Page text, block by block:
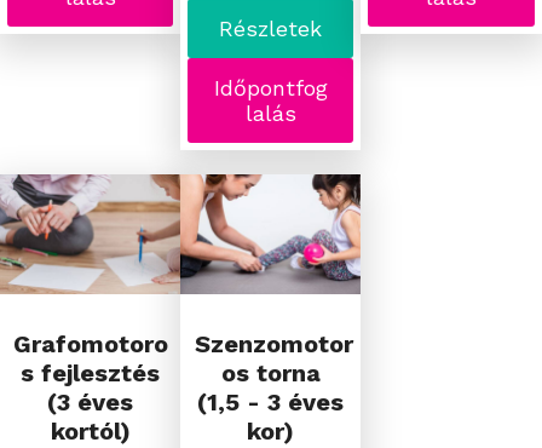
Részletek
Időpontfog
lalás
Grafomotoro
s fejlesztés
(3 éves
kortól)
Szenzomotor
os torna
(1,5 - 3 éves
kor)